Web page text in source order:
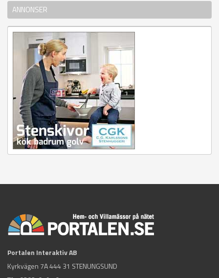
ANNONSER
Portalen Interaktiv AB
Kyrkvägen 7A 444 31 STENUNGSUND